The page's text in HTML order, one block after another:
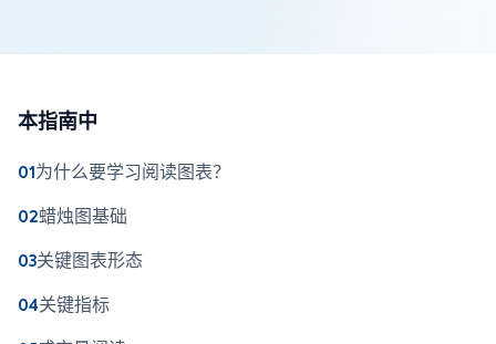
本指南中
01 为什么要学习阅读图表？
02蜡烛图基础
03关键图表形态
04关键指标